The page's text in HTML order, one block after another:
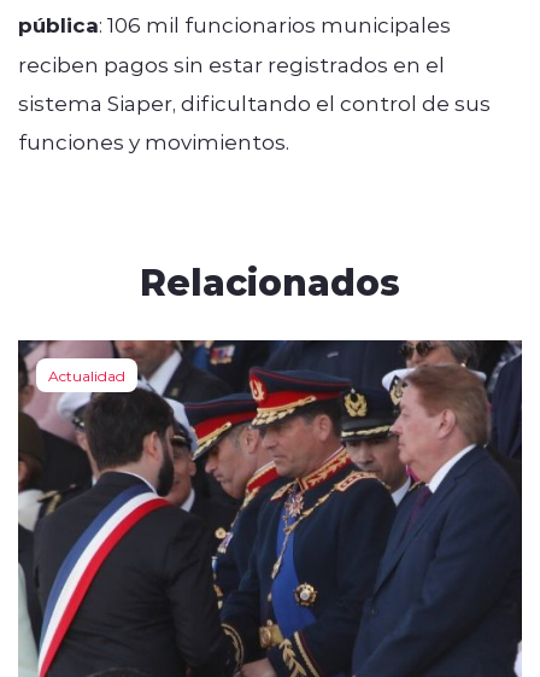
pública: 106 mil funcionarios municipales
reciben pagos sin estar registrados en el
sistema Siaper, dificultando el control de sus
funciones y movimientos.
Relacionados
Actualidad